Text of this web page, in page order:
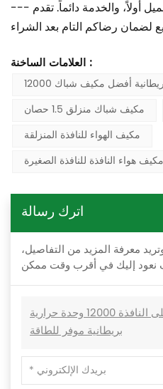
--- العميل أولاً، والخدمة دائماً. تقدم KRG دعماً موثوقاً لما بعد
العلامات الساخنة :
بريطانية أفضل مكيف شباك
مكيف شباك منزلق 1.5 حصان
مكيف الهواء للنافذة المنزلقة
مكيف هواء النافذة للنافذة الصغيرة
اترك رسالة
معرفة المزيد من التفاصيل،
مكيف هواء مثبت على النافذة 12000 وحدة حرارية
بريطانية موفر للطاقة